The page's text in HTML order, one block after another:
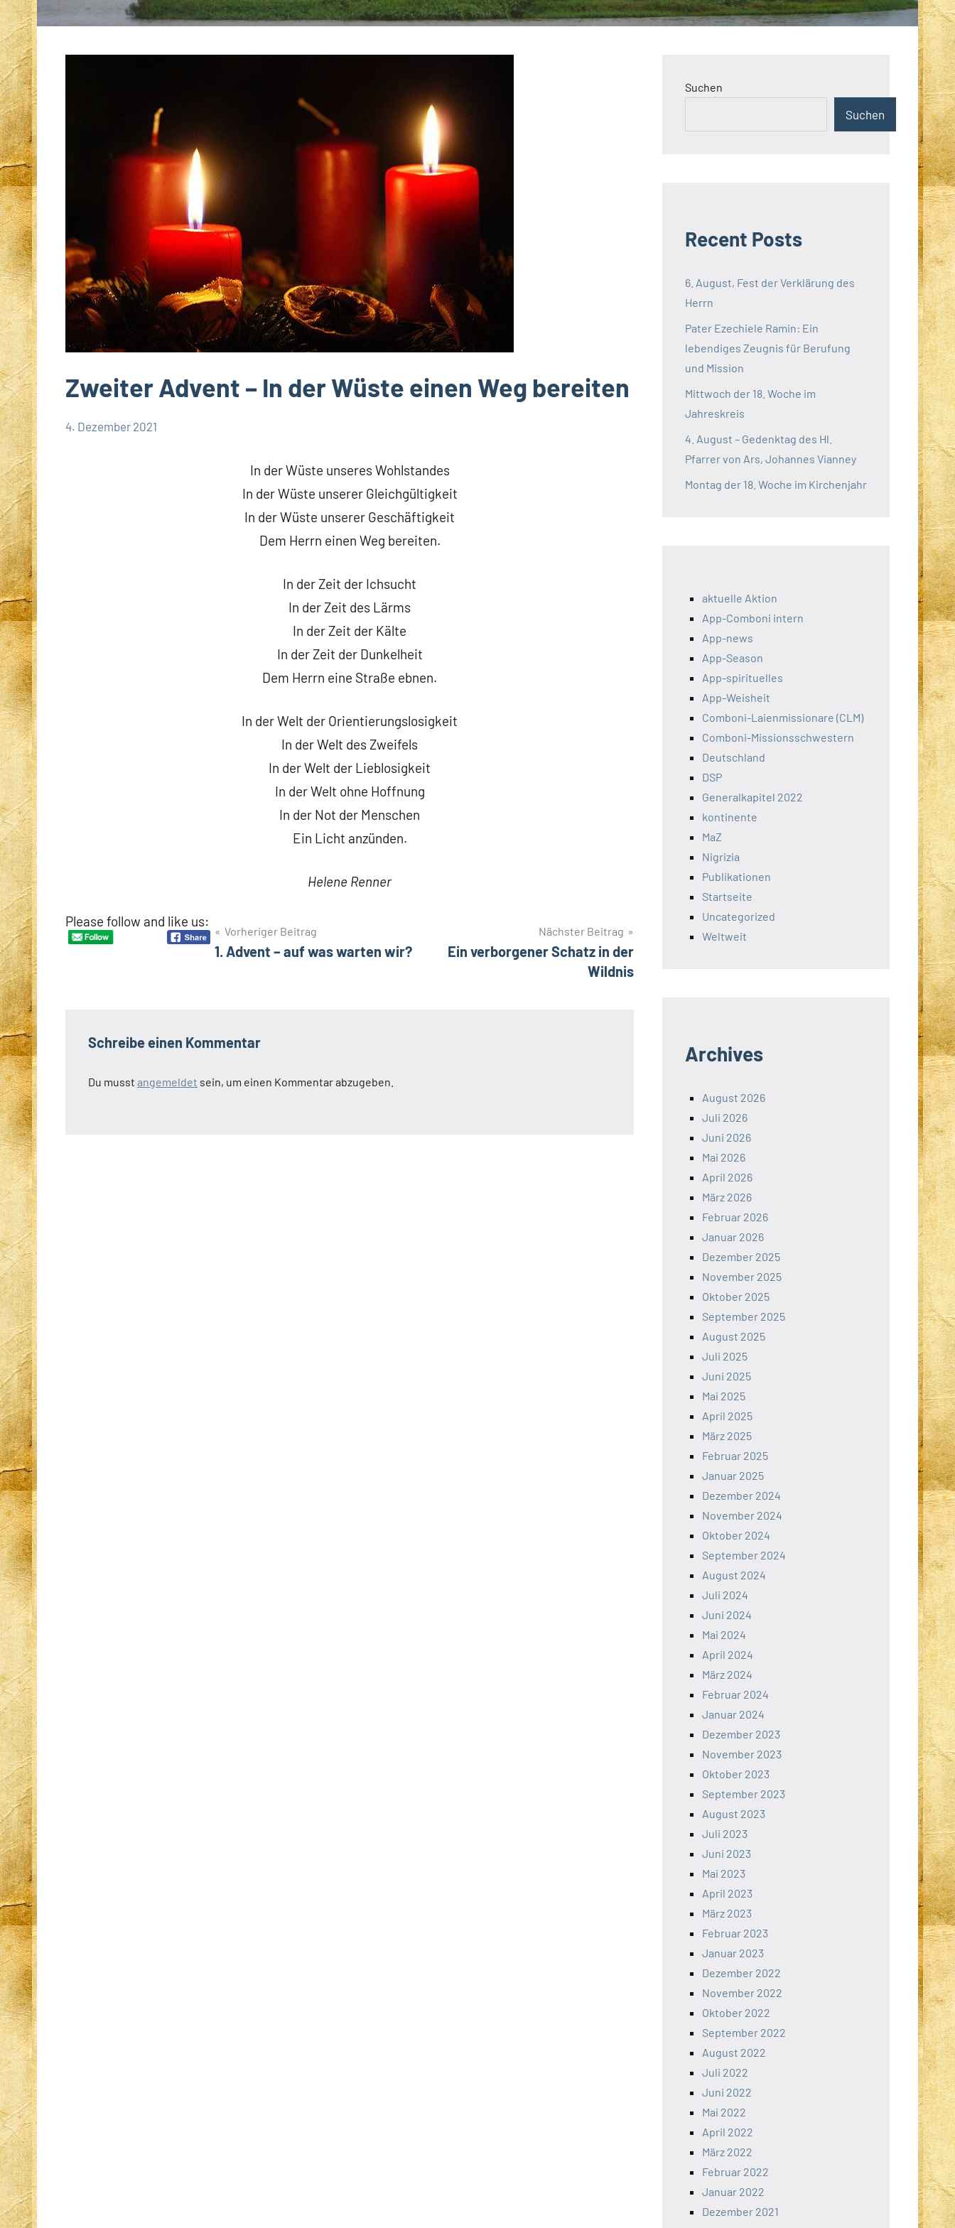
Zweiter Advent – In der Wüste einen Weg bereiten
4. Dezember 2021
In der Wüste unseres Wohlstandes
In der Wüste unserer Gleichgültigkeit
In der Wüste unserer Geschäftigkeit
Dem Herrn einen Weg bereiten.
In der Zeit der Ichsucht
In der Zeit des Lärms
In der Zeit der Kälte
In der Zeit der Dunkelheit
Dem Herrn eine Straße ebnen.
In der Welt der Orientierungslosigkeit
In der Welt des Zweifels
In der Welt der Lieblosigkeit
In der Welt ohne Hoffnung
In der Not der Menschen
Ein Licht anzünden.
Helene Renner
Please follow and like us:
BeitragsnavigationVorheriger Beitrag
1. Advent – auf was warten wir?
Nächster Beitrag
Ein verborgener Schatz in der
Wildnis
Schreibe einen Kommentar
Du musst angemeldet sein, um einen Kommentar abzugeben.
Suchen
Suchen
Recent Posts
6. August, Fest der Verklärung des
Herrn
Pater Ezechiele Ramin: Ein
lebendiges Zeugnis für Berufung
und Mission
Mittwoch der 18. Woche im
Jahreskreis
4. August – Gedenktag des Hl.
Pfarrer von Ars, Johannes Vianney
Montag der 18. Woche im Kirchenjahr
aktuelle Aktion
App-Comboni intern
App-news
App-Season
App-spirituelles
App-Weisheit
Comboni-Laienmissionare (CLM)
Comboni-Missionsschwestern
Deutschland
DSP
Generalkapitel 2022
kontinente
MaZ
Nigrizia
Publikationen
Startseite
Uncategorized
Weltweit
Archives
August 2026
Juli 2026
Juni 2026
Mai 2026
April 2026
März 2026
Februar 2026
Januar 2026
Dezember 2025
November 2025
Oktober 2025
September 2025
August 2025
Juli 2025
Juni 2025
Mai 2025
April 2025
März 2025
Februar 2025
Januar 2025
Dezember 2024
November 2024
Oktober 2024
September 2024
August 2024
Juli 2024
Juni 2024
Mai 2024
April 2024
März 2024
Februar 2024
Januar 2024
Dezember 2023
November 2023
Oktober 2023
September 2023
August 2023
Juli 2023
Juni 2023
Mai 2023
April 2023
März 2023
Februar 2023
Januar 2023
Dezember 2022
November 2022
Oktober 2022
September 2022
August 2022
Juli 2022
Juni 2022
Mai 2022
April 2022
März 2022
Februar 2022
Januar 2022
Dezember 2021